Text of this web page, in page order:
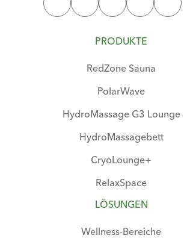
PRODUKTE
RedZone Sauna
PolarWave
HydroMassage G3 Lounge
HydroMassagebett
CryoLounge+
RelaxSpace
LÖSUNGEN
Wellness-Bereiche